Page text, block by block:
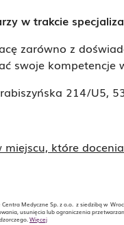
w trakcie
zarówno z
swoje kompetencje
214/U5,
miejscu, które
Medyczne Sp. z o.o. z siedzibą w
usunięcia lub ograniczenia
Więcej